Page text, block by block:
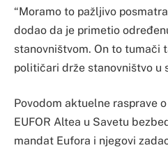
“Moramo to pažljivo
dodao da je primetio
stanovništvom. On to tumači
političari drže stanovništvo u
Povodom aktuelne rasprave
EUFOR Altea u Savetu
mandat Eufora i njegovi